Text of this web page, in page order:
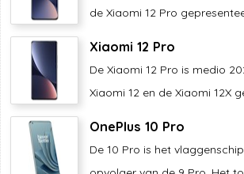
de Xiaomi 12 Pro
Xiaomi 12 Pro
De Xiaomi 12 Pro is medio
Xiaomi 12 en de Xiaomi 12X
OnePlus 10 Pro
De 10 Pro is het